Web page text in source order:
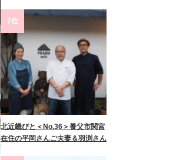
7位
北近畿びと＜No.36＞養父市関宮
在住の平岡さんご夫妻＆羽渕さん